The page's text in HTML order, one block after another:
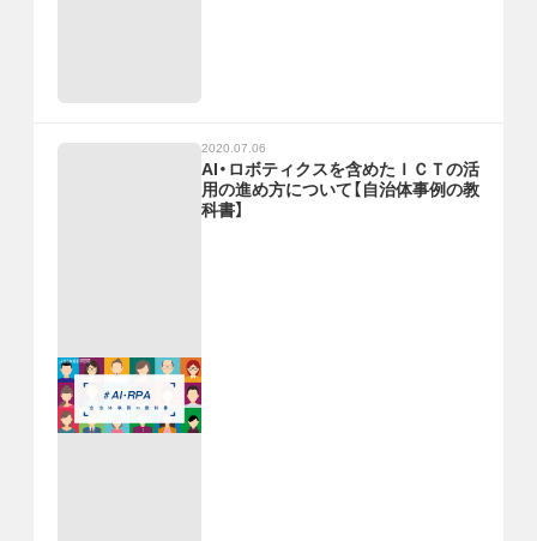
2020.07.06
AI・ロボティクスを含めたＩＣＴの活
用の進め方について【自治体事例の教
科書】